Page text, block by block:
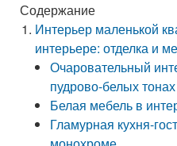
Содержание
Интерьер маленькой
интерьере: отделка и
Очаровательный
пудрово-белых тонах
Белая мебель в
Гламурная кухня-